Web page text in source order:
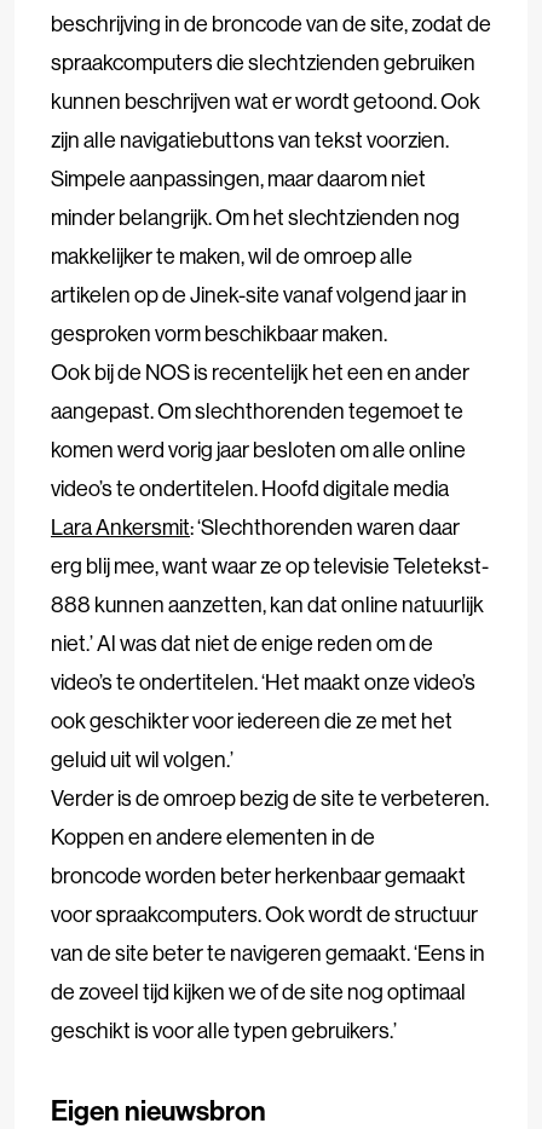
beschrijving in de broncode van de site, zodat de
spraakcomputers die slechtzienden gebruiken
kunnen beschrijven wat er wordt getoond. Ook
zijn alle navigatiebuttons van tekst voorzien.
Simpele aanpassingen, maar daarom niet
minder belangrijk. Om het slechtzienden nog
makkelijker te maken, wil de omroep alle
artikelen op de Jinek-site vanaf volgend jaar in
gesproken vorm beschikbaar maken.
Ook bij de NOS is recentelijk het een en ander
aangepast. Om slechthorenden tegemoet te
komen werd vorig jaar besloten om alle online
video’s te ondertitelen. Hoofd digitale media
Lara Ankersmit: ‘Slechthorenden waren daar
erg blij mee, want waar ze op televisie Teletekst-
888 kunnen aanzetten, kan dat online natuurlijk
niet.’ Al was dat niet de enige reden om de
video’s te ondertitelen. ‘Het maakt onze video’s
ook geschikter voor iedereen die ze met het
geluid uit wil volgen.’
Verder is de omroep bezig de site te verbeteren.
Koppen en andere elementen in de
broncode worden beter herkenbaar gemaakt
voor spraakcomputers. Ook wordt de structuur
van de site beter te navigeren gemaakt. ‘Eens in
de zoveel tijd kijken we of de site nog optimaal
geschikt is voor alle typen gebruikers.’
Eigen nieuwsbron